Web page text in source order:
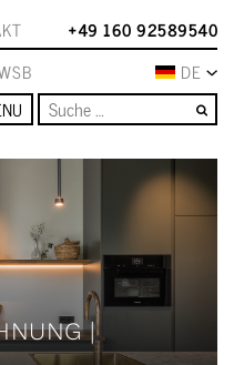
+49 160 92589540
DE
|